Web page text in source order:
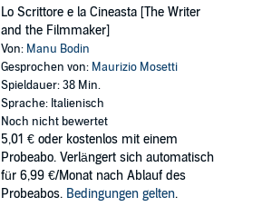
Lo Scrittore e la Cineasta [The Writer
and the Filmmaker]
Von: Manu Bodin
Gesprochen von: Maurizio Mosetti
Spieldauer: 38 Min.
Sprache: Italienisch
Noch nicht bewertet
5,01 € oder kostenlos mit einem
Probeabo. Verlängert sich automatisch
für 6,99 €/Monat nach Ablauf des
Probeabos. Bedingungen gelten.